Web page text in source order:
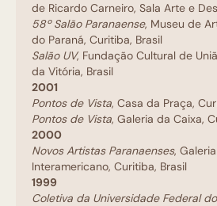
de Ricardo Carneiro, Sala Arte e
58º Salão Paranaense, Museu de
do Paraná, Curitiba, Brasil
Salão UV, Fundação Cultural de
da Vitória, Brasil
2001
Pontos de Vista, Casa da Praça,
Pontos de Vista, Galeria da Caixa,
2000
Novos Artistas Paranaenses,
Interamericano, Curitiba, Brasil
1999
Coletiva da Universidade Federal